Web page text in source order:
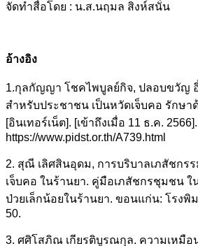
จัดทำสื่อโดย : น.ส.นฤมล สิงห์สนั่น
อ้างอิง
1.กุลกัญญา โชคไพบูลย์กิจ, ปลอบขวัญ
สำหรับประชาชน เป็นหวัดเจ็บคอ รักษา
[อินเทอร์เน็ต]. [เข้าถึงเมื่อ 11 ธ.ค.
https://www.pidst.or.th/A739.html
2. สุณี เลิศสินอุดม, การบริบาลเภสัชกร
เจ็บคอ ในร้านยา. คู่มือเภสัชกรชุมชน ใ
ป่วยเล็กน้อยในร้านยา. ขอนแก่น: โรง
50.
3. ศศิโสภิณ เกียรติบูรณกุล. ความเหมือ